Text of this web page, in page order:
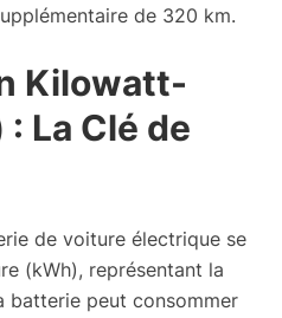
de 320 km.
Kilowatt-
La Clé de
de voiture électrique se
(kWh), représentant la
batterie peut consommer